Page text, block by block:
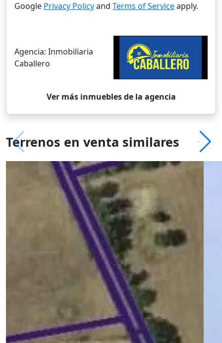
Google Privacy Policyand Terms of Serviceapply.
Agencia: Inmobiliaria
Caballero
Ver más inmuebles de la agencia
Terrenos en venta similares